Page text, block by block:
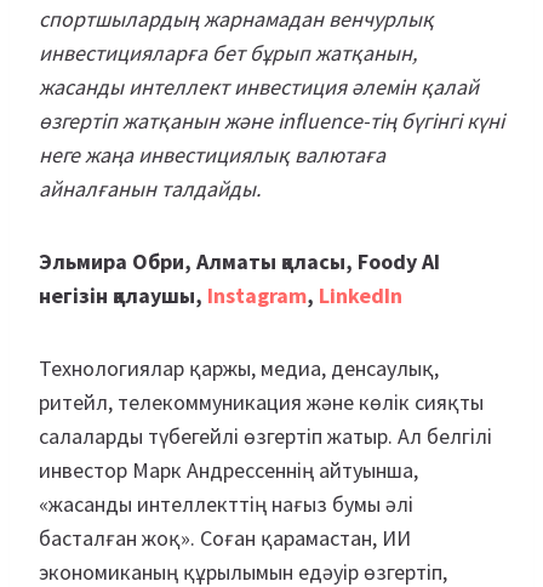
спортшылардың жарнамадан венчурлық
инвестицияларға бет бұрып жатқанын,
жасанды интеллект инвестиция әлемін қалай
өзгертіп жатқанын және influence-тің бүгінгі күні
неге жаңа инвестициялық валютаға
айналғанын талдайды.
Эльмира Обри, Алматы қаласы, Foody AI
негізін қалаушы, Instagram, LinkedIn
Технологиялар қаржы, медиа, денсаулық,
ритейл, телекоммуникация және көлік сияқты
салаларды түбегейлі өзгертіп жатыр. Ал белгілі
инвестор Марк Андрессеннің айтуынша,
«жасанды интеллекттің нағыз бумы әлі
басталған жоқ». Соған қарамастан, ИИ
экономиканың құрылымын едәуір өзгертіп,